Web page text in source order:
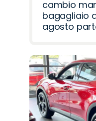
cambio
bagagliaio
agosto